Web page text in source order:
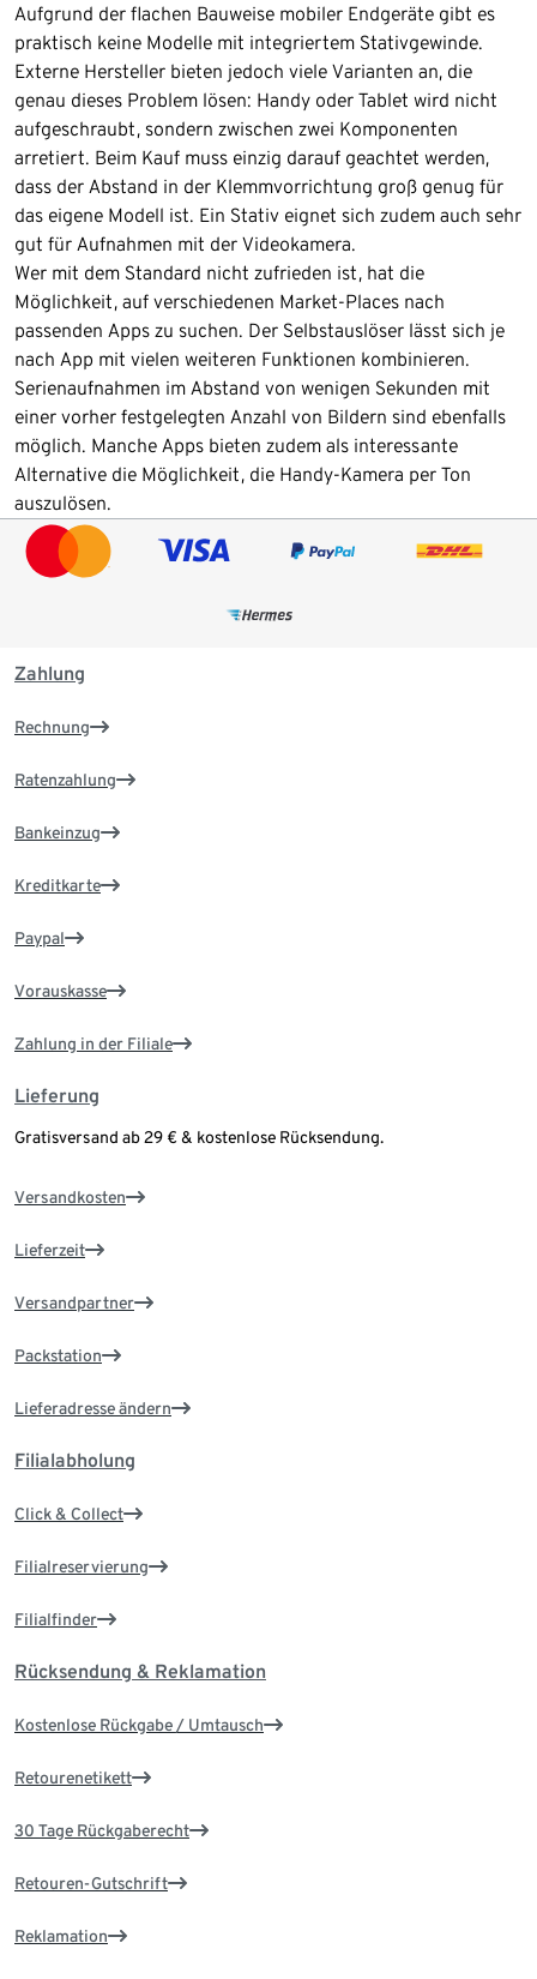
Aufgrund der flachen Bauweise mobiler Endgeräte gibt es
praktisch keine Modelle mit integriertem Stativgewinde.
Externe Hersteller bieten jedoch viele Varianten an, die
genau dieses Problem lösen: Handy oder Tablet wird nicht
aufgeschraubt, sondern zwischen zwei Komponenten
arretiert. Beim Kauf muss einzig darauf geachtet werden,
dass der Abstand in der Klemmvorrichtung groß genug für
das eigene Modell ist. Ein Stativ eignet sich zudem auch sehr
gut für Aufnahmen mit der Videokamera.
Wer mit dem Standard nicht zufrieden ist, hat die
Möglichkeit, auf verschiedenen Market-Places nach
passenden Apps zu suchen. Der Selbstauslöser lässt sich je
nach App mit vielen weiteren Funktionen kombinieren.
Serienaufnahmen im Abstand von wenigen Sekunden mit
einer vorher festgelegten Anzahl von Bildern sind ebenfalls
möglich. Manche Apps bieten zudem als interessante
Alternative die Möglichkeit, die Handy-Kamera per Ton
auszulösen.
Zahlung
Rechnung
Ratenzahlung
Bankeinzug
Kreditkarte
Paypal
Vorauskasse
Zahlung in der Filiale
Lieferung
Gratisversand ab 29 € & kostenlose Rücksendung.
Versandkosten
Lieferzeit
Versandpartner
Packstation
Lieferadresse ändern
Filialabholung
Click & Collect
Filialreservierung
Filialfinder
Rücksendung & Reklamation
Kostenlose Rückgabe / Umtausch
Retourenetikett
30 Tage Rückgaberecht
Retouren-Gutschrift
Reklamation